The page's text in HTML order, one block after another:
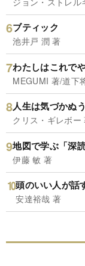
ブティック
池井戸 潤 著
わたしはこれで
MEGUMI 著/道下
人生は気づかぬ
クリス・ギレボー
地図で学ぶ「深
伊藤 敏 著
頭のいい人が話
安達裕哉 著